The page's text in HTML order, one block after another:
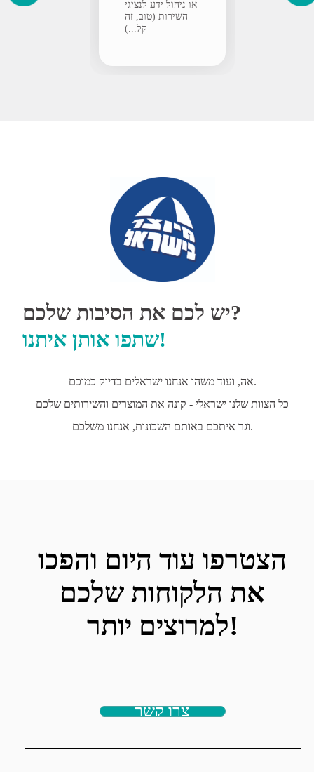
או ניהול ידע לנציגי
השירות (טוב, זה
קל...)
יש לכם את הסיבות שלכם?
שתפו אותן איתנו!
אה, ועוד משהו אנחנו ישראלים בדיוק כמוכם.
כל הצוות שלנו ישראלי - קונה את המוצרים והשירותים שלכם
וגר איתכם באותם השכונות, אנחנו משלכם.
הצטרפו עוד היום והפכו
את הלקוחות שלכם
למרוצים יותר!
צרו קשר